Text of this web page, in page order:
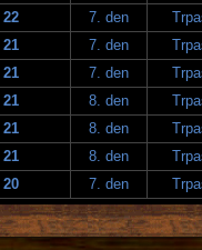
22 7. den
21 7. den
21 7. den
21 8. den
21 8. den
21 8. den
20 7. den